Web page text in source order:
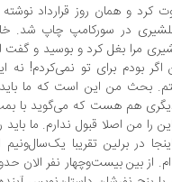
همان روز قرارداد نوشته شد و
در سورکامپ چاپ شد. خاطرم
بغل کرد و بوسید و گفت این
برای تو نمی‌کردم! نه اینکه
من این است که ما باید از
هست که می‌گوید با بمب
اصلا قبول ندارم. ما باید روی
برلین تقریبا یک‌سال‌ونیم است
بیست‌وچهار نفر الان حدود